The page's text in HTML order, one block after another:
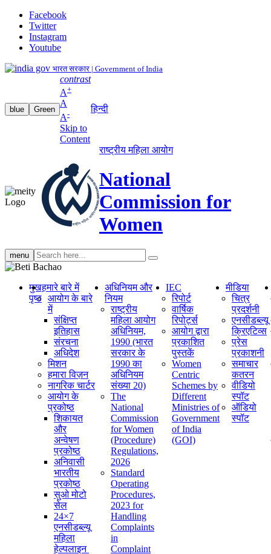
Facebook
Twitter
Instagram
Youtube
भारत सरकार | Government of India
blue Green
contrast
A+
A
A-
Skip to
Content
हिन्दी
राष्ट्रीय महिला आयोग
National
Commission for
Women
menu Search
search
मुख
पृष्ठ
हमारे बारे में
आयोग के बारे
में
संक्षिप्‍त
इतिहास
संरचना
अधिदेश
मिशन
हमारा विज़न
नागरिक चार्टर
आयोग के
प्रकोष्ठ
शिकायत
और
अन्वेषण
प्रकोष्ठ
अनिवासी
भारतीय
प्रकोष्ठ
सुओ मोटो
सेल
24×7
एनसीडब्ल्यू
महिला
हेल्पलाइन
अधिनियम और
नियम
राष्ट्रीय
महिला आयोग
अधिनियम,
1990 (भारत
सरकार के
1990 का
अधिनियम
संख्या 20)
The
National
Commission
for Women
(Procedure)
Regulations,
2026
Standard
Operating
Procedures,
2023 for
Handling
Complaints
in
Complaint
IEC
रिपोर्ट
वार्षिक
रिपोर्ट्स
आयोग द्वारा
प्रकाशित
पुस्तकें
Women
Centric
Schemes by
Different
Ministries of
Government
of India
(GOI)
मीडिया
चित्र
प्रदर्शनी
एनसीडब्ल्यू
क्रिएटिव्स
प्रेस
प्रकाशनी
समाचार
कतरन
वीडियो
स्पॉट
ऑडियो
स्पॉट